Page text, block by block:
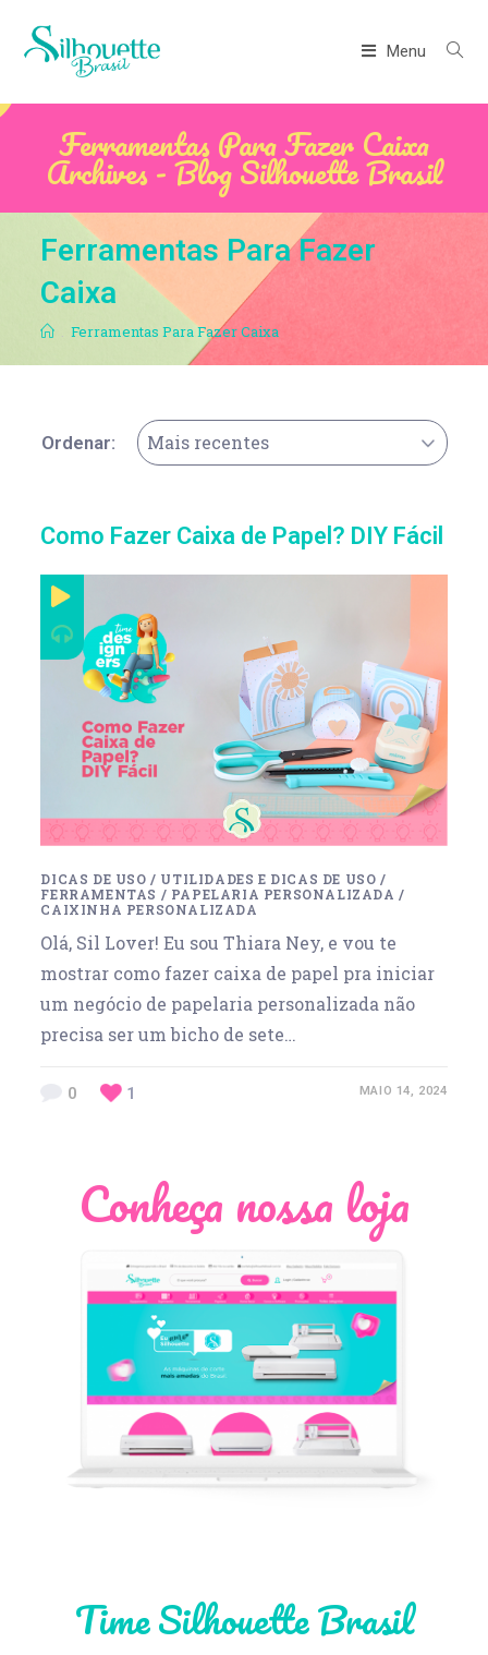
Menu
Ferramentas Para Fazer Caixa
Archives - Blog Silhouette Brasil
Ferramentas Para Fazer
Caixa
. Ferramentas Para Fazer Caixa
Ordenar: Mais recentes
Como Fazer Caixa de Papel? DIY Fácil
DICAS DE USO / UTILIDADES E DICAS DE USO /
FERRAMENTAS / PAPELARIA PERSONALIZADA /
CAIXINHA PERSONALIZADA
Olá, Sil Lover! Eu sou Thiara Ney, e vou te
mostrar como fazer caixa de papel pra iniciar
um negócio de papelaria personalizada não
precisa ser um bicho de sete…
0 1 MAIO 14, 2024
Conheça nossa loja
Time Silhouette Brasil
Léia Pastori
Thiara Ney